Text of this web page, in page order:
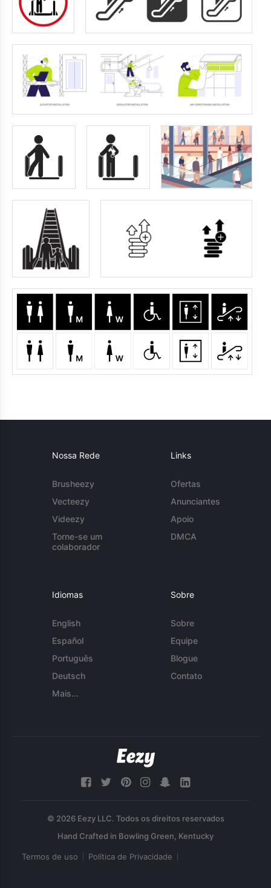
Nossa Rede
Brusheezy
Vecteezy
Videezy
Torne-se um
colaborador
Links
Ofertas
Anunciantes
Apoio
DMCA
Idiomas
English
Español
Português
Deutsch
Mais...
Sobre
Sobre
Equipe
Blogue
Contato
© 2026 Eezy LLC. Todos os direitos reservados
Termos de uso Política de Privacidade